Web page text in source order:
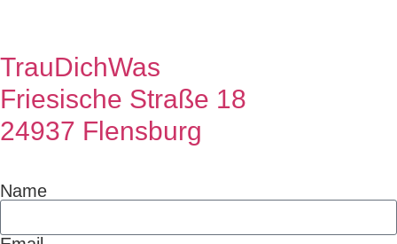
TrauDichWas
Friesische Straße 18
24937 Flensburg
Name